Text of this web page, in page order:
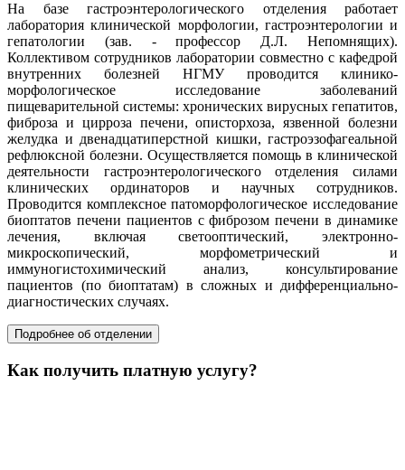
На базе гастроэнтерологического отделения работает
лаборатория клинической морфологии, гастроэнтерологии и
гепатологии (зав. - профессор Д.Л. Непомнящих).
Коллективом сотрудников лаборатории совместно с кафедрой
внутренних болезней НГМУ проводится клинико-
морфологическое исследование заболеваний
пищеварительной системы: хронических вирусных гепатитов,
фиброза и цирроза печени, описторхоза, язвенной болезни
желудка и двенадцатиперстной кишки, гастроэзофагеальной
рефлюксной болезни. Осуществляется помощь в клинической
деятельности гастроэнтерологического отделения силами
клинических ординаторов и научных сотрудников.
Проводится комплексное патоморфологическое исследование
биоптатов печени пациентов с фиброзом печени в динамике
лечения, включая светооптический, электронно-
микроскопический, морфометрический и
иммуногистохимический анализ, консультирование
пациентов (по биоптатам) в сложных и дифференциально-
диагностических случаях.
Подробнее об отделении
Как получить платную услугу?